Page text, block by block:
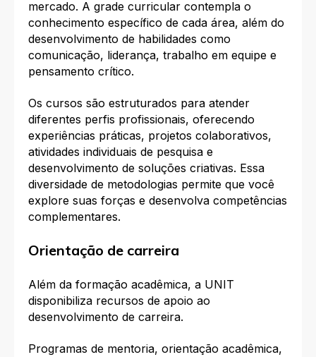
mercado. A grade curricular contempla o
conhecimento específico de cada área, além do
desenvolvimento de habilidades como
comunicação, liderança, trabalho em equipe e
pensamento crítico.
Os cursos são estruturados para atender
diferentes perfis profissionais, oferecendo
experiências práticas, projetos colaborativos,
atividades individuais de pesquisa e
desenvolvimento de soluções criativas. Essa
diversidade de metodologias permite que você
explore suas forças e desenvolva competências
complementares.
Orientação de carreira
Além da formação acadêmica, a UNIT
disponibiliza recursos de apoio ao
desenvolvimento de carreira.
Programas de mentoria, orientação acadêmica,